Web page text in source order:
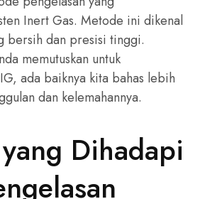
Inert Gas. Metode ini dikenal
bersih dan presisi tinggi.
memutuskan untuk
ada baiknya kita bahas lebih
dan kelemahannya.
Dihadapi